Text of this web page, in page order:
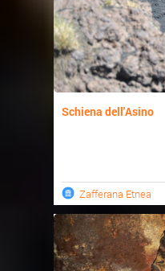
Schiena dell'Asino
Zafferana Etnea